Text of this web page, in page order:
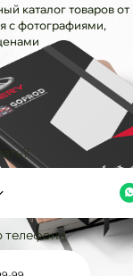
каталог товаров от
с фотографиями,
телефона